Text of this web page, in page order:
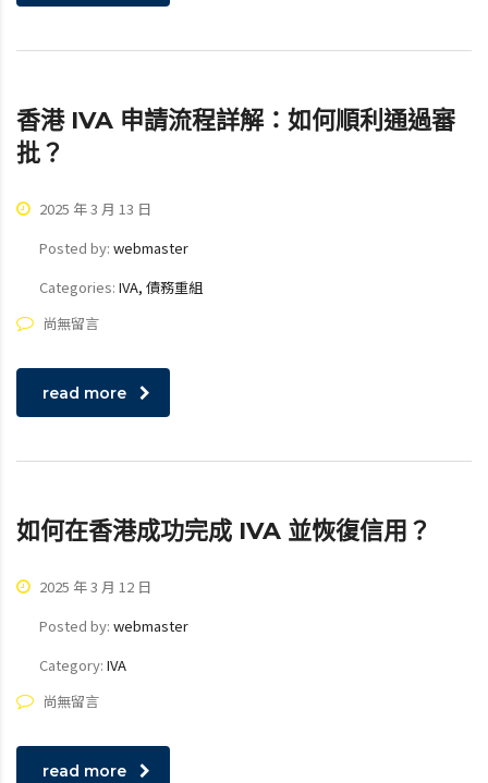
香港 IVA 申請流程詳解：如何順利通過審
批？
2025 年 3 月 13 日
Posted by: webmaster
Categories: IVA, 債務重組
尚無留言
read more
如何在香港成功完成 IVA 並恢復信用？
2025 年 3 月 12 日
Posted by: webmaster
Category: IVA
尚無留言
read more